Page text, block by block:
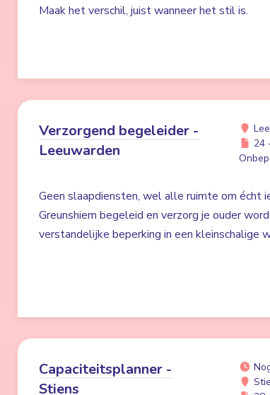
Maak het verschil, juist wanneer het stil is.
Verzorgend begeleider -
Leeuwarden
24
Geen slaapdiensten, wel alle ruimte om écht
Greunshiem begeleid en verzorg je ouder
verstandelijke beperking in een kleinschalige
Capaciteitsplanner -
Stiens